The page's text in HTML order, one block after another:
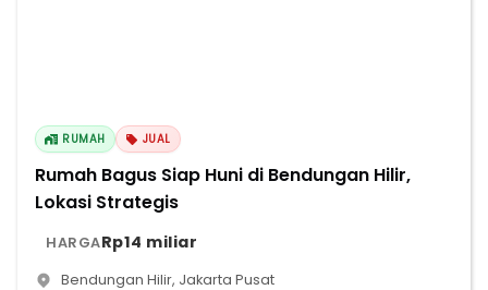
RUMAH JUAL
Rumah Bagus Siap Huni di Bendungan Hilir,
Lokasi Strategis
HARGARp14 miliar
Bendungan Hilir, Jakarta Pusat